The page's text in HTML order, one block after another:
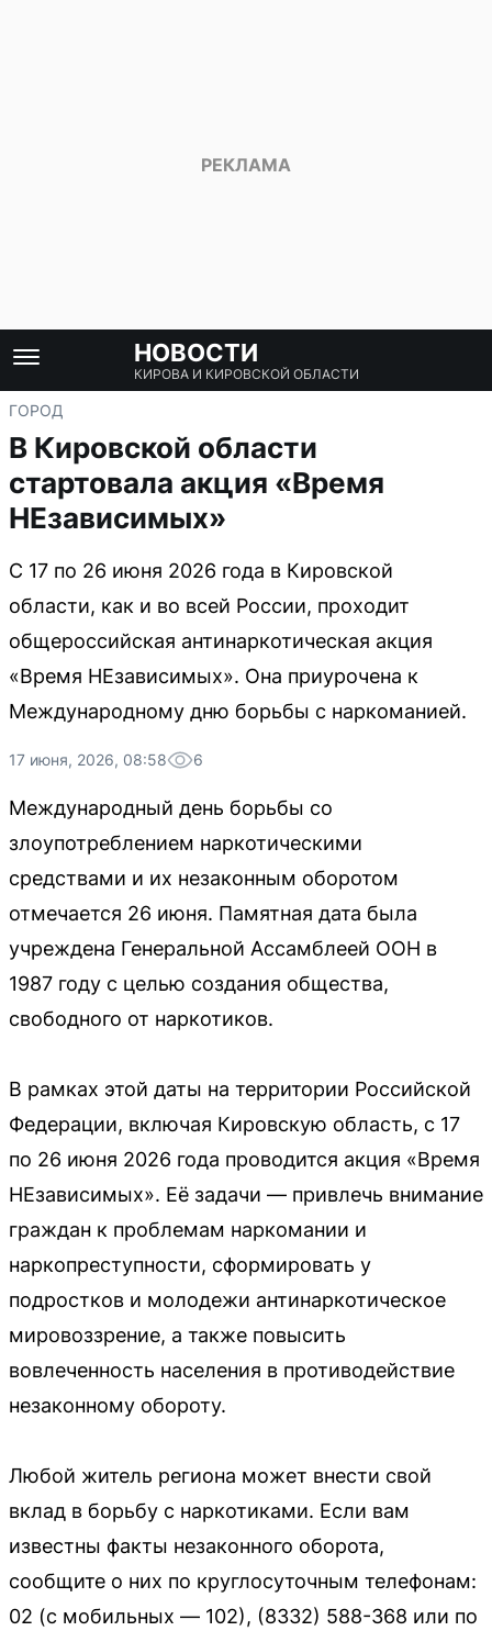
НОВОСТИ
КИРОВА И КИРОВСКОЙ ОБЛАСТИ
ГОРОД
В Кировской области
стартовала акция «Время
НЕзависимых»
С 17 по 26 июня 2026 года в Кировской
области, как и во всей России, проходит
общероссийская антинаркотическая акция
«Время НЕзависимых». Она приурочена к
Международному дню борьбы с наркоманией.
17 июня, 2026, 08:58 6
Международный день борьбы со
злоупотреблением наркотическими
средствами и их незаконным оборотом
отмечается 26 июня. Памятная дата была
учреждена Генеральной Ассамблеей ООН в
1987 году с целью создания общества,
свободного от наркотиков.
В рамках этой даты на территории Российской
Федерации, включая Кировскую область, с 17
по 26 июня 2026 года проводится акция «Время
НЕзависимых». Её задачи — привлечь внимание
граждан к проблемам наркомании и
наркопреступности, сформировать у
подростков и молодежи антинаркотическое
мировоззрение, а также повысить
вовлеченность населения в противодействие
незаконному обороту.
Любой житель региона может внести свой
вклад в борьбу с наркотиками. Если вам
известны факты незаконного оборота,
сообщите о них по круглосуточным телефонам:
02 (с мобильных — 102), (8332) 588-368 или по